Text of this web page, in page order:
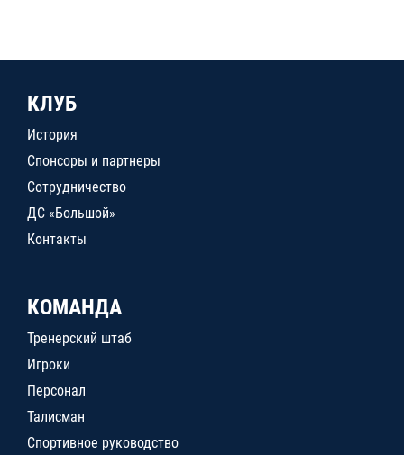
КЛУБ
История
Спонсоры и партнеры
Сотрудничество
ДС «Большой»
Контакты
КОМАНДА
Тренерский штаб
Игроки
Персонал
Талисман
Спортивное руководство